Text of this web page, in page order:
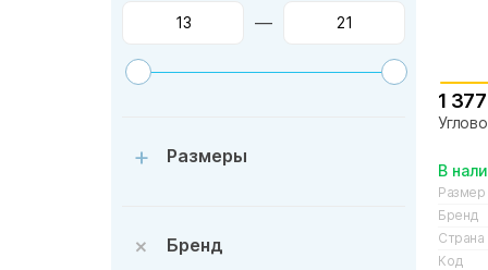
—
Размеры
Бренд
1
В
Размер
Бренд
Страна
Код